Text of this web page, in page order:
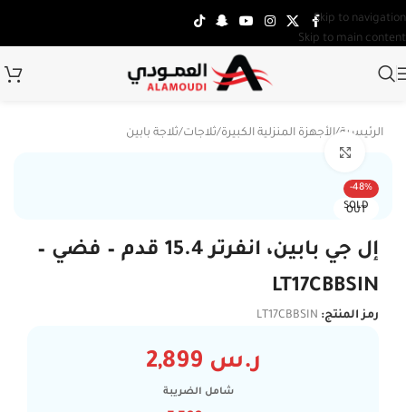
Skip to navigation
Skip to main content
الرئيسية/الأجهزة المنزلية الكبيرة/ثلاجات/ثلاجة بابين
-48%
SOLD
OUT
إل جي بابين، انفرتر 15.4 قدم – فضي –
LT17CBBSIN
رمز المنتج: LT17CBBSIN
ر.س
شامل الضريبة